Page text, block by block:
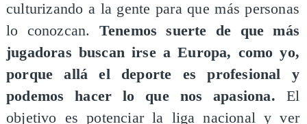
culturizando a la gente para que más personas
lo conozcan. Tenemos suerte de que más
jugadoras buscan irse a Europa, como yo,
porque allá el deporte es profesional y
podemos hacer lo que nos apasiona. El
objetivo es potenciar la liga nacional y ver